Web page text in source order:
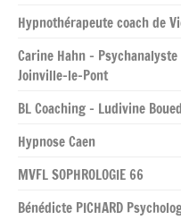
Hypnothérapeute coach de
Carine Hahn –
Joinville-le-Pont
BL Coaching – Ludivine
Hypnose Caen
MVFL SOPHROLOGIE 66
Bénédicte PICHARD